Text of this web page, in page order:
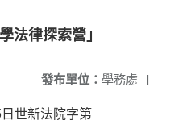
法律探索營」
發布單位： 學務處 |
世新法院字第